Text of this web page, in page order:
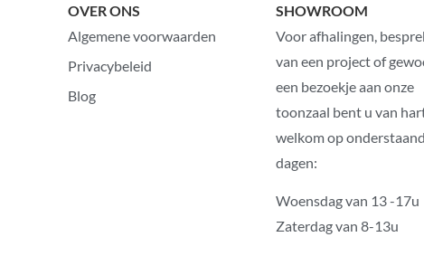
OVER ONS
Algemene voorwaarden
Privacybeleid
Blog
SHOWROOM
Voor afhalingen,
van een project of
een bezoekje aan onze
toonzaal bent u van
welkom op
dagen:
Woensdag van 13 -17u
Zaterdag van 8-13u